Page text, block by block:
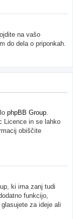
na vašo
do dela o priponkah.
phpBB Group.
Licence in se lahko
obiščite
ki ima zanj tudi
funkcijo,
za ideje ali